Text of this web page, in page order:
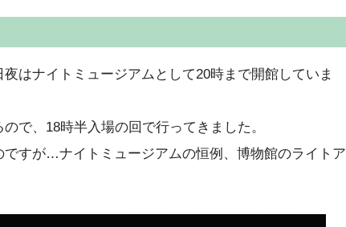
はナイトミュージアムとして20時まで開館していま
で、18時半入場の回で行ってきました。
すが…ナイトミュージアムの恒例、博物館のライトア